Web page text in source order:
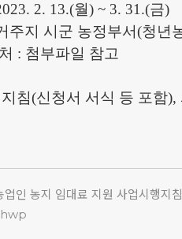
2. 13.(월) ~ 3. 31.(금)
주지 시군 농정부서(청년
: 첨부파일 참고
침(신청서 서식 등 포함),
인 농지 임대료 지원 사업시행지